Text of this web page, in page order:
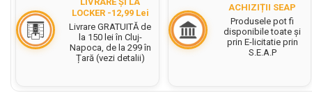
Set acuarele tempera
Culori si vopsele acrilice
Acuarele Guase
Pahare, palete si sorturi
LOCKER -12,99 Lei
Livrare GRATUITĂ de
la 150 lei în Cluj-
Napoca, de la 299 în
Țară (vezi detalii)
ACHIZIȚII SEAP
Produsele pot fi
disponibile toate și
prin E-licitatie prin
S.E.A.P